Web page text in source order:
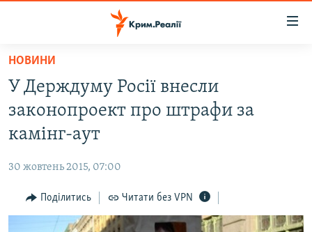
Перейти
основного
матеріалу
Перейти
до
основної
Перейти
до
ВОДА.КРИМ
ВІДЕО ТА ФОТО
БЛОГИ
ПОГЛЯД
ІНТЕРВ'Ю
НОВИНИ
У Держдуму Росії внесли
законопроект про штрафи за
камінг-аут
30 жовтень 2015, 07:00
Поділитись Читати без VPN